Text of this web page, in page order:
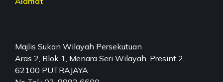
Majlis Sukan Wilayah Persekutuan
Aras 2, Blok 1, Menara Seri Wilayah, Presint 2,
62100 PUTRAJAYA